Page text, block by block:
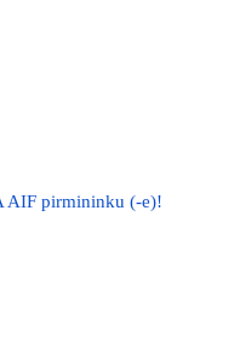
AIF pirmininku (-e)!